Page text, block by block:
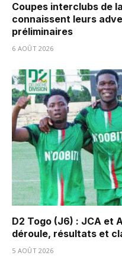
Coupes interclubs de
connaissent leurs
préliminaires
6 AOÛT 2026
D2 Togo (J6) : JCA et
déroule, résultats et
5 AOÛT 2026